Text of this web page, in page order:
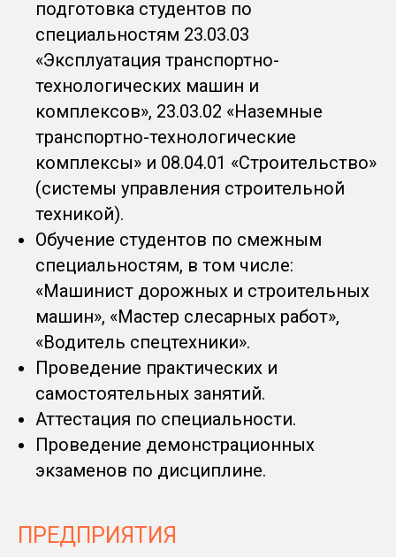
подготовка студентов по
специальностям 23.03.03
«Эксплуатация транспортно-
технологических машин и
комплексов», 23.03.02 «Наземные
транспортно-технологические
комплексы» и 08.04.01 «Строительство»
(системы управления строительной
техникой).
Обучение студентов по смежным
специальностям, в том числе:
«Машинист дорожных и строительных
машин», «Мастер слесарных работ»,
«Водитель спецтехники».
Проведение практических и
самостоятельных занятий.
Аттестация по специальности.
Проведение демонстрационных
экзаменов по дисциплине.
ПРЕДПРИЯТИЯ